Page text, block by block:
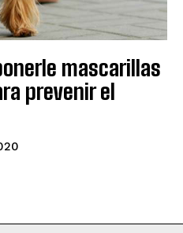
mascarillas
prevenir el